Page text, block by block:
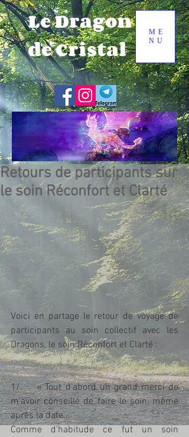
Le Dragon
de Cristal
ME
NU
Retours de participants sur
le soin Réconfort et Clarté
Voici en partage le retour de voyage de
participants au soin collectif avec les
Dragons, le soin Réconfort et Clarté :
.
1/ 	« Tout d'abord un grand merci de
m'avoir conseillé de faire le soin, même
après la date...
Comme d'habitude ce fut un soin